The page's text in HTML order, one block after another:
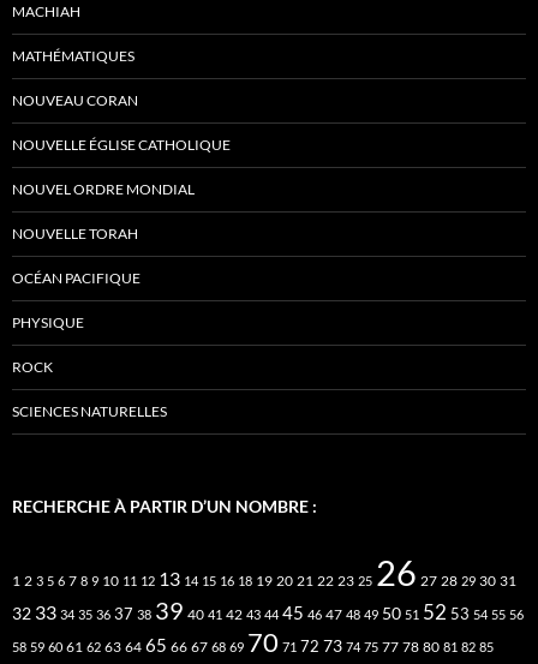
MACHIAH
MATHÉMATIQUES
NOUVEAU CORAN
NOUVELLE ÉGLISE CATHOLIQUE
NOUVEL ORDRE MONDIAL
NOUVELLE TORAH
OCÉAN PACIFIQUE
PHYSIQUE
ROCK
SCIENCES NATURELLES
RECHERCHE À PARTIR D’UN NOMBRE :
1 2 3 5 6 7 8 9 10 11 12 13 14 15 16 18 19 20 21 22 23 25 26 27 28 29 30 31
32 33 34 35 36 37 38 39 40 41 42 43 44 45 46 47 48 49 50 51 52 53 54 55 56
58 59 60 61 62 63 64 65 66 67 68 69 70 71 72 73 74 75 77 78 80 81 82 85